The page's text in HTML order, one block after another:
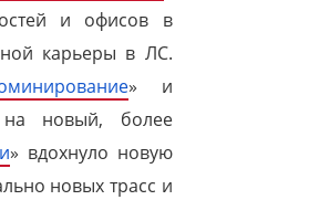
и офисов в
карьеры в ЛС.
» и
новый, более
» вдохнуло новую
новых трасс и